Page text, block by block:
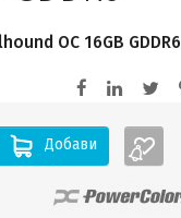
OC 16GB GDDR6
Добави